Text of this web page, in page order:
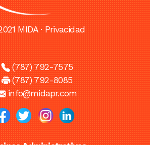
MIDA ·Privacidad
(787) 792-7575
(787) 792-8085
info@midapr.com